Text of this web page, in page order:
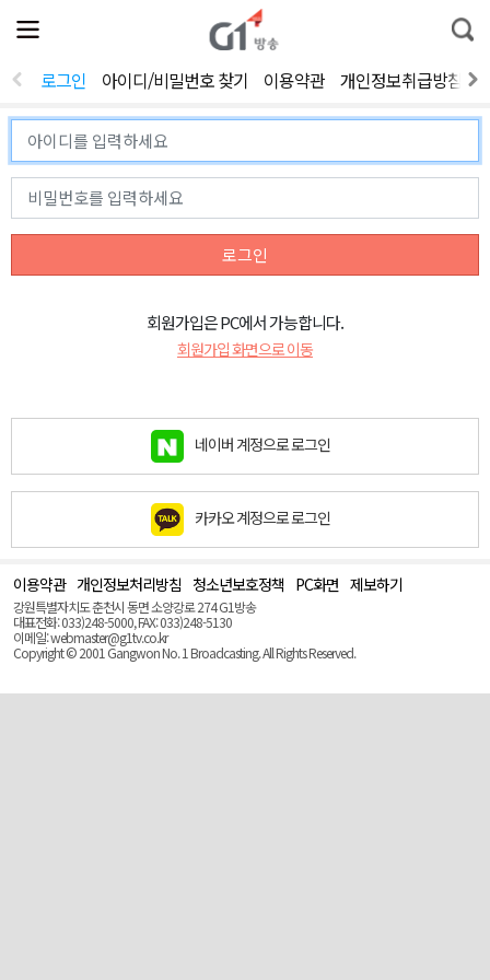
전
체
뉴
열
통
합
색
로그인 아이디/비밀번호 찾기 이용약관 개인정보취급방침
로그인
회원가입은 PC에서 가능합니다.
회원가입 화면으로 이동
네이버 계정으로 로그인
카카오 계정으로 로그인
이용약관 개인정보처리방침 청소년보호정책 PC화면 제보하기
강원특별자치도 춘천시 동면 소양강로 274 G1방송
대표전화: 033)248-5000, FAX: 033)248-5130
이메일: webmaster@g1tv.co.kr
Copyright © 2001 Gangwon No. 1 Broadcasting. All Rights Reserved.